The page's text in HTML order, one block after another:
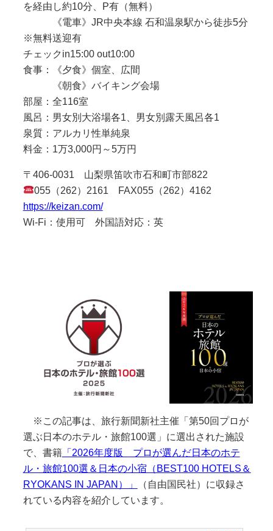
を経由し約10分、P有（無料）
《電車》JR中央本線 石和温泉駅から徒歩5分
※無料送迎有
チェックin15:00 out10:00
食事：《夕食》個室、広間
《朝食》バイキング会場
部屋：全116室
風呂：男女別大浴場各1、男女別露天風呂各1
泉質：アルカリ性単純泉
料金：1万3,000円～5万円
〒406-0031 山梨県笛吹市石和町市部822
055（262）2161 FAX055（262）4162
https://keizan.com/
Wi-Fi：使用可 外国語対応：英
※この記事は、旅行新聞新社主催「第50回プロが
選ぶ日本のホテル・旅館100選」に選出された施設
で、書籍「2026年度版 プロが選んだ日本のホテ
ル・旅館100選＆日本の小宿（BEST100 HOTELS＆
RYOKANS IN JAPAN）」
（自由国民社）に収録さ
れている内容を紹介しています。